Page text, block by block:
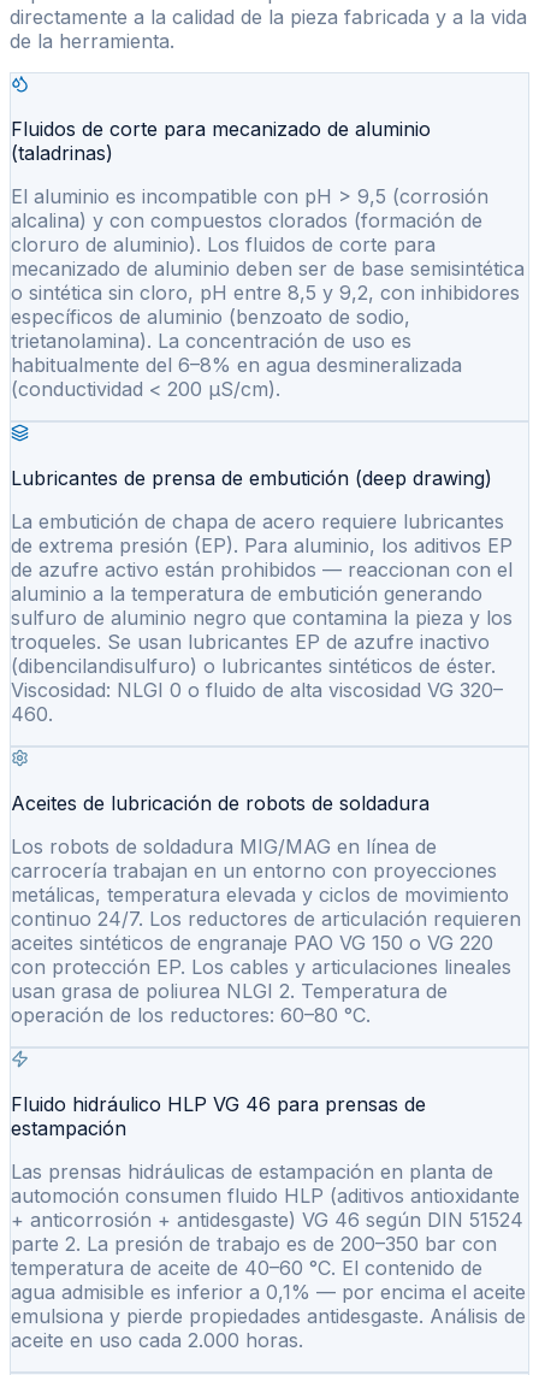
directamente a la calidad de la pieza fabricada y a la vida
de la herramienta.
Fluidos de corte para mecanizado de aluminio
(taladrinas)
El aluminio es incompatible con pH > 9,5 (corrosión
alcalina) y con compuestos clorados (formación de
cloruro de aluminio). Los fluidos de corte para
mecanizado de aluminio deben ser de base semisintética
o sintética sin cloro, pH entre 8,5 y 9,2, con inhibidores
específicos de aluminio (benzoato de sodio,
trietanolamina). La concentración de uso es
habitualmente del 6–8% en agua desmineralizada
(conductividad < 200 µS/cm).
Lubricantes de prensa de embutición (deep drawing)
La embutición de chapa de acero requiere lubricantes
de extrema presión (EP). Para aluminio, los aditivos EP
de azufre activo están prohibidos — reaccionan con el
aluminio a la temperatura de embutición generando
sulfuro de aluminio negro que contamina la pieza y los
troqueles. Se usan lubricantes EP de azufre inactivo
(dibencilandisulfuro) o lubricantes sintéticos de éster.
Viscosidad: NLGI 0 o fluido de alta viscosidad VG 320–
460.
Aceites de lubricación de robots de soldadura
Los robots de soldadura MIG/MAG en línea de
carrocería trabajan en un entorno con proyecciones
metálicas, temperatura elevada y ciclos de movimiento
continuo 24/7. Los reductores de articulación requieren
aceites sintéticos de engranaje PAO VG 150 o VG 220
con protección EP. Los cables y articulaciones lineales
usan grasa de poliurea NLGI 2. Temperatura de
operación de los reductores: 60–80 °C.
Fluido hidráulico HLP VG 46 para prensas de
estampación
Las prensas hidráulicas de estampación en planta de
automoción consumen fluido HLP (aditivos antioxidante
+ anticorrosión + antidesgaste) VG 46 según DIN 51524
parte 2. La presión de trabajo es de 200–350 bar con
temperatura de aceite de 40–60 °C. El contenido de
agua admisible es inferior a 0,1% — por encima el aceite
emulsiona y pierde propiedades antidesgaste. Análisis de
aceite en uso cada 2.000 horas.